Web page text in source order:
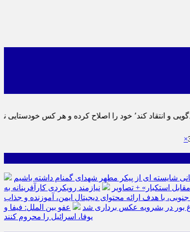
نموده است.
×
شایسته ای از پیکر مطهر شهدای گمنام داشته باشیم
نیازمند رویکردی کارآفرینانه به
با هدف ارائه محتوای دیجیتال ایمن، آموزنده و جذاب
بور در بشرویه عکس برداری شد
عفو بین الملل: فیفا و
یوفا، اسرائیل را محروم کنند